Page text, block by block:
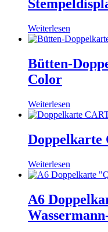
Weiterlesen
Bütten-
Color
Weiterlesen
Doppelkarte
Weiterlesen
A6